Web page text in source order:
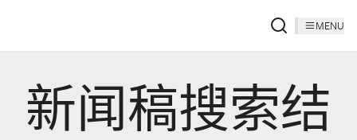
MENU
新闻稿搜索结